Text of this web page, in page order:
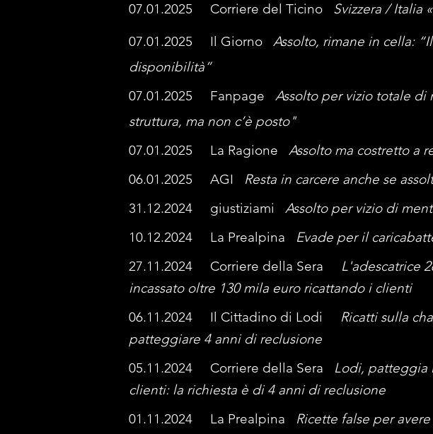
07.01.2025 Corriere del Ticino
Svizzera / Italia
07.01.2025 Il Giorno
Assolto, rimane in cella:
disponibilità”
07.01.2025 Fanpage
Assolto per vizio totale di
struttura, ma non c’è posto"
07.01.2025 La Ragione Assolto ma costretto a
06.01.2025 AGI
Resta in carcere anche se
31.12.2024 giustiziami
Assolto per vizio di
10.12.2024 La Prealpina
Evade per il
27.11.2024 Corriere della Sera L'adescatrice
incassato oltre 130 mila euro ricattando i clienti
06.11.2024 Il Cittadino di Lodi Ricatti sulla
patteggiare 4 anni di reclusione
05.11.2024 Corriere della Sera Lodi, patteggia
clienti: la richiesta è di 4 anni di reclusione
01.11.2024 La Prealpina
Ricette false per